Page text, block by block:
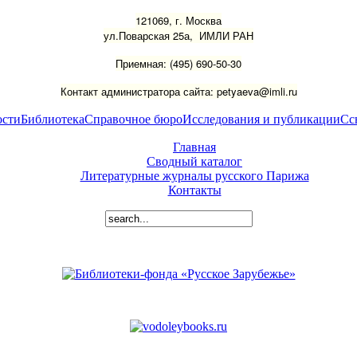
121069, г. Москва
ул.Поварская 25а, ИМЛИ РАН
Приемная: (495) 690-50-30
Контакт администратора сайта: petyaeva@imli.ru
БиблиотекаСправочное бюроИсследования и публикации
Главная
Сводный каталог
Литературные журналы русского Парижа
Контакты